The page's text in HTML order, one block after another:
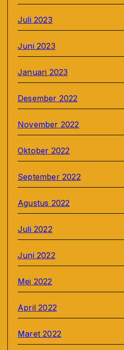
Juli 2023
Juni 2023
Januari 2023
Desember 2022
November 2022
Oktober 2022
September 2022
Agustus 2022
Juli 2022
Juni 2022
Mei 2022
April 2022
Maret 2022